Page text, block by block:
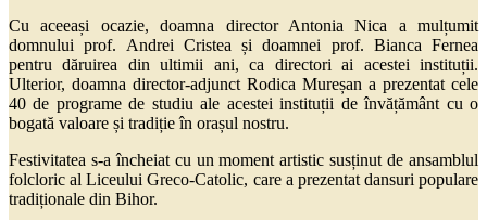
Cu aceeași ocazie, doamna director Antonia Nica a mulțumit
domnului prof. Andrei Cristea și doamnei prof. Bianca Fernea
pentru dăruirea din ultimii ani, ca directori ai acestei instituții.
Ulterior, doamna director-adjunct Rodica Mureșan a prezentat cele
40 de programe de studiu ale acestei instituții de învățământ cu o
bogată valoare și tradiție în orașul nostru.
Festivitatea s-a încheiat cu un moment artistic susținut de ansamblul
folcloric al Liceului Greco-Catolic, care a prezentat dansuri populare
tradiționale din Bihor.